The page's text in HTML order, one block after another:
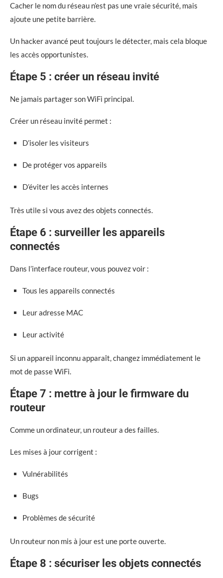
Cacher le nom du réseau n’est pas une vraie sécurité, mais
ajoute une petite barrière.
Un hacker avancé peut toujours le détecter, mais cela bloque
les accès opportunistes.
Étape 5 : créer un réseau invité
Ne jamais partager son WiFi principal.
Créer un réseau invité permet :
D’isoler les visiteurs
De protéger vos appareils
D’éviter les accès internes
Très utile si vous avez des objets connectés.
Étape 6 : surveiller les appareils
connectés
Dans l’interface routeur, vous pouvez voir :
Tous les appareils connectés
Leur adresse MAC
Leur activité
Si un appareil inconnu apparaît, changez immédiatement le
mot de passe WiFi.
Étape 7 : mettre à jour le firmware du
routeur
Comme un ordinateur, un routeur a des failles.
Les mises à jour corrigent :
Vulnérabilités
Bugs
Problèmes de sécurité
Un routeur non mis à jour est une porte ouverte.
Étape 8 : sécuriser les objets connectés